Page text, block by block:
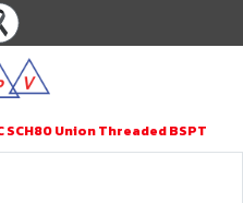
SCH80 Union Threaded BSPT